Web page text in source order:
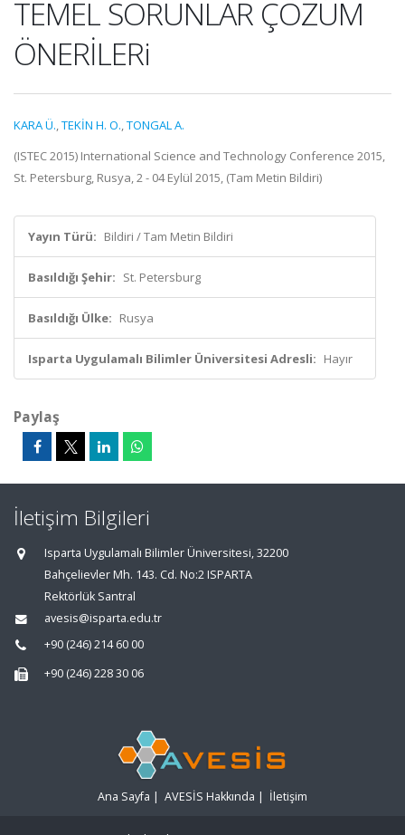
TEMEL SORUNLAR ÇÖZÜM
ÖNERİLERi
KARA Ü.,TEKİN H. O.,TONGAL A.
(ISTEC 2015) International Science and Technology Conference 2015,
St. Petersburg, Rusya, 2 - 04 Eylül 2015, (Tam Metin Bildiri)
Yayın Türü: Bildiri / Tam Metin Bildiri
Basıldığı Şehir: St. Petersburg
Basıldığı Ülke: Rusya
Isparta Uygulamalı Bilimler Üniversitesi Adresli: Hayır
Paylaş
İletişim Bilgileri
Isparta Uygulamalı Bilimler Üniversitesi, 32200
Bahçelievler Mh. 143. Cd. No:2 ISPARTA
Rektörlük Santral
avesis@isparta.edu.tr
+90 (246) 214 60 00
+90 (246) 228 30 06
Ana Sayfa | AVESİS Hakkında | İletişim